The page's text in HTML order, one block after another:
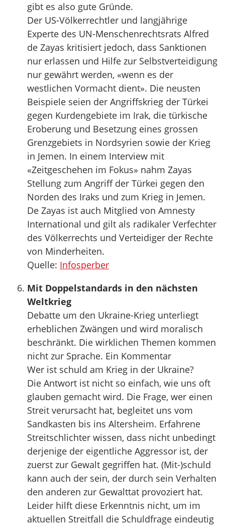
gibt es also gute Gründe.
Der US-Völkerrechtler und langjährige
Experte des UN-Menschenrechtsrats Alfred
de Zayas kritisiert jedoch, dass Sanktionen
nur erlassen und Hilfe zur Selbstverteidigung
nur gewährt werden, «wenn es der
westlichen Vormacht dient». Die neusten
Beispiele seien der Angriffskrieg der Türkei
gegen Kurdengebiete im Irak, die türkische
Eroberung und Besetzung eines grossen
Grenzgebiets in Nordsyrien sowie der Krieg
in Jemen. In einem Interview mit
«Zeitgeschehen im Fokus» nahm Zayas
Stellung zum Angriff der Türkei gegen den
Norden des Iraks und zum Krieg in Jemen.
De Zayas ist auch Mitglied von Amnesty
International und gilt als radikaler Verfechter
des Völkerrechts und Verteidiger der Rechte
von Minderheiten.
Quelle: Infosperber
Mit Doppelstandards in den nächsten
Weltkrieg
Debatte um den Ukraine-Krieg unterliegt
erheblichen Zwängen und wird moralisch
beschränkt. Die wirklichen Themen kommen
nicht zur Sprache. Ein Kommentar
Wer ist schuld am Krieg in der Ukraine?
Die Antwort ist nicht so einfach, wie uns oft
glauben gemacht wird. Die Frage, wer einen
Streit verursacht hat, begleitet uns vom
Sandkasten bis ins Altersheim. Erfahrene
Streitschlichter wissen, dass nicht unbedingt
derjenige der eigentliche Aggressor ist, der
zuerst zur Gewalt gegriffen hat. (Mit-)schuld
kann auch der sein, der durch sein Verhalten
den anderen zur Gewalttat provoziert hat.
Leider hilft diese Erkenntnis nicht, um im
aktuellen Streitfall die Schuldfrage eindeutig